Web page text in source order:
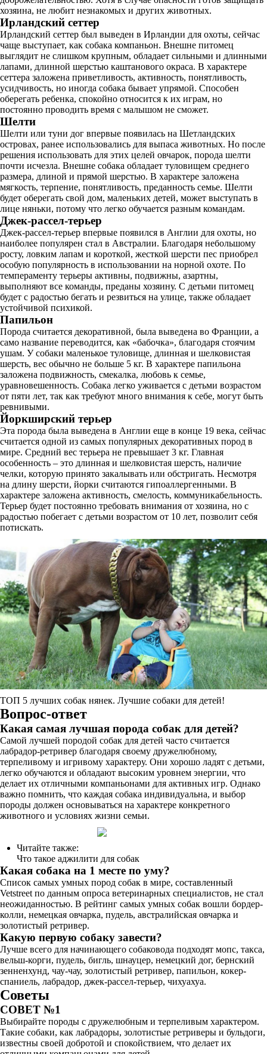
хозяина, не любит незнакомых и других животных.
Ирландский сеттер
Ирландский сеттер был выведен в Ирландии для охоты, сейчас
чаще выступает, как собака компаньон. Внешне питомец
выглядит не слишком крупным, обладает сильными и длинными
лапами, длинной шерстью каштанового окраса. В характере
сеттера заложена приветливость, активность, понятливость,
усидчивость, но иногда собака бывает упрямой. Способен
оберегать ребенка, спокойно относится к их играм, но
постоянно проводить время с малышом не сможет.
Шелти
Шелти или туни дог впервые появилась на Шетландских
островах, ранее использовались для выпаса животных. Но после
решения использовать для этих целей овчарок, порода шелти
почти исчезла. Внешне собака обладает туловищем среднего
размера, длиной и прямой шерстью. В характере заложена
мягкость, терпение, понятливость, преданность семье. Шелти
будет оберегать свой дом, маленьких детей, может выступать в
лице няньки, потому что легко обучается разным командам.
Джек-рассел-терьер
Джек-рассел-терьер впервые появился в Англии для охоты, но
наиболее популярен стал в Австралии. Благодаря небольшому
росту, ловким лапам и короткой, жесткой шерсти пес приобрел
особую популярность в использовании на норной охоте. По
темпераменту терьеры активны, подвижны, азартны,
выполняют все команды, преданы хозяину. С детьми питомец
будет с радостью бегать и резвиться на улице, также обладает
устойчивой психикой.
Папильон
Порода считается декоративной, была выведена во Франции, а
само название переводится, как «бабочка», благодаря стоячим
ушам. У собаки маленькое туловище, длинная и шелковистая
шерсть, вес обычно не больше 5 кг. В характере папильона
заложена подвижность, смекалка, любовь к семье,
уравновешенность. Собака легко уживается с детьми возрастом
от пяти лет, так как требуют много внимания к себе, могут быть
ревнивыми.
Йоркширский терьер
Эта порода была выведена в Англии еще в конце 19 века, сейчас
считается одной из самых популярных декоративных пород в
мире. Средний вес терьера не превышает 3 кг. Главная
особенность – это длинная и шелковистая шерсть, наличие
челки, которую принято закалывать или обстригать. Несмотря
на длину шерсти, йорки считаются гипоаллергенными. В
характере заложена активность, смелость, коммуникабельность.
Терьер будет постоянно требовать внимания от хозяина, но с
радостью побегает с детьми возрастом от 10 лет, позволит себя
потискать.
ТОП 5 лучших собак нянек. Лучшие собаки для детей!
Вопрос-ответ
Какая самая лучшая порода собак для детей?
Самой лучшей породой собак для детей часто считается
лабрадор-ретривер благодаря своему дружелюбному,
терпеливому и игривому характеру. Они хорошо ладят с детьми,
легко обучаются и обладают высоким уровнем энергии, что
делает их отличными компаньонами для активных игр. Однако
важно помнить, что каждая собака индивидуальна, и выбор
породы должен основываться на характере конкретного
животного и условиях жизни семьи.
Читайте также:
Что такое аджилити для собак
Какая собака на 1 месте по уму?
Список самых умных пород собак в мире, составленный
Vetstreet по данным опроса ветеринарных специалистов, не стал
неожиданностью. В рейтинг самых умных собак вошли бордер-
колли, немецкая овчарка, пудель, австралийская овчарка и
золотистый ретривер.
Какую первую собаку завести?
Лучше всего для начинающего собаковода подходят мопс, такса,
вельш-корги, пудель, бигль, шнауцер, немецкий дог, бернский
зенненхунд, чау-чау, золотистый ретривер, папильон, кокер-
спаниель, лабрадор, джек-рассел-терьер, чихуахуа.
Советы
СОВЕТ №1
Выбирайте породы с дружелюбным и терпеливым характером.
Такие собаки, как лабрадоры, золотистые ретриверы и бульдоги,
известны своей добротой и спокойствием, что делает их